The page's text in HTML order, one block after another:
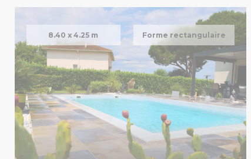
8.40 x 4.25 m Forme rectangulaire